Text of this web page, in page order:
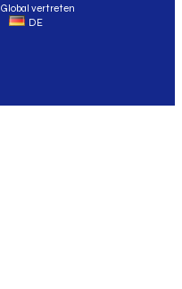
Global vertreten
DE